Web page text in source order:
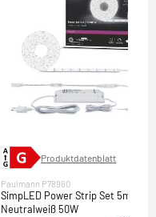
Produktdatenblatt
Paulmann P78960
SimpLED Power Strip Set 5m
Neutralweiß 50W